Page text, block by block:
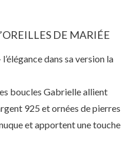
DE MARIÉE
dans sa version la
boucles Gabrielle allient
925 et ornées de pierres
et apportent une touche